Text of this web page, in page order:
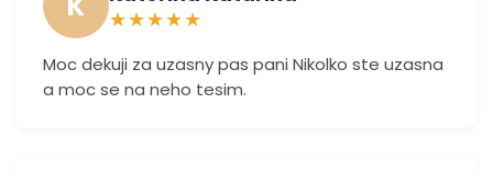
★★★★★
Moc dekuji za uzasny pas pani Nikolko ste uzasna
a moc se na neho tesim.